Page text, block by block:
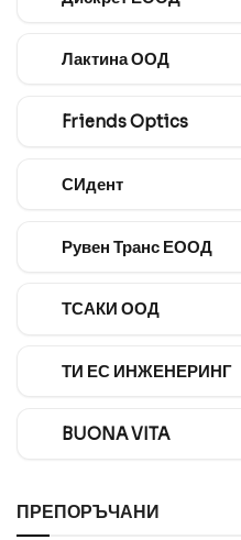
Лактина ООД
Friends Optics
СИдент
Рувен Транс ЕООД
ТСАКИ ООД
ТИ ЕС ИНЖЕНЕРИНГ
BUONA VITA
ПРЕПОРЪЧАНИ